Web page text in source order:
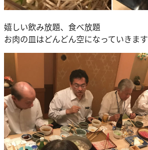
嬉しい飲み放題、食べ放題
お肉の皿はどんどん空になっていきます